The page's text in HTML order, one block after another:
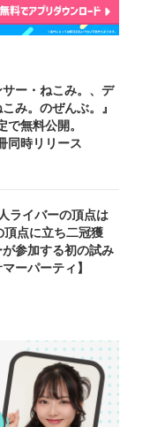
ー・ねこみ。、デ
み。のぜんぶ。』
無料公開。
同時リリース
ライバーの頂点は
点に立ち二冠獲
参加する初の試み
ーパーティ】